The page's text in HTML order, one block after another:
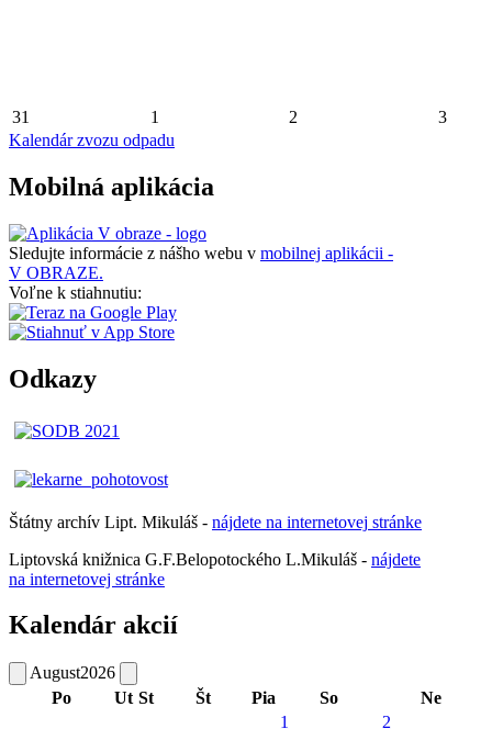
31 1 2
3
Kalendár zvozu odpadu
Mobilná aplikácia
Sledujte informácie z nášho webu v mobilnej aplikácii -
V OBRAZE.
Voľne k stiahnutiu:
Odkazy
Štátny archív Lipt. Mikuláš - nájdete na internetovej stránke
Liptovská knižnica G.F.Belopotockého L.Mikuláš - nájdete
na internetovej stránke
Kalendár akcií
August2026
Po
Ut St Št Pia So Ne
1
2